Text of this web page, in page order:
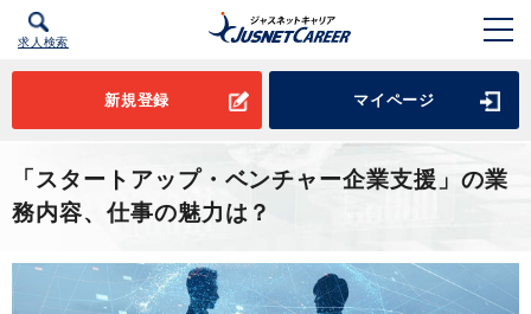
求人検索
新規登録 マイページ
「スタートアップ・ベンチャー企業支援」の業
務内容、仕事の魅力は？